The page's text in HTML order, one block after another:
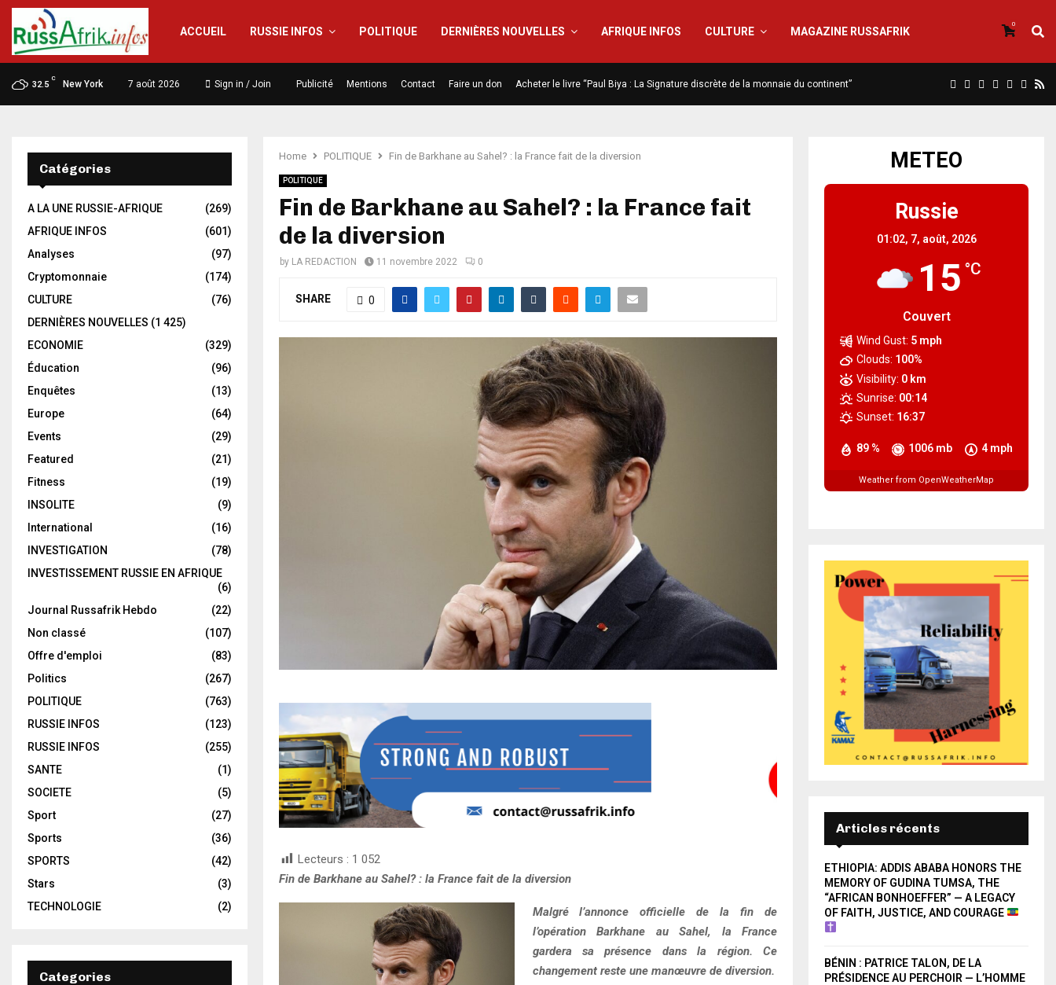
ACCUEIL RUSSIE INFOS POLITIQUE DERNIÈRES NOUVELLES AFRIQUE INFOS CULTURE MAGAZINE RUSSAFRIK
0
32.5
C
New York 7 août 2026 Sign in / Join Publicité Mentions Contact Faire un don Acheter le livre “Paul Biya : La Signature discrète de la monnaie du continent”
Home POLITIQUE Fin de Barkhane au Sahel? : la France fait de la diversion
POLITIQUE
Fin de Barkhane au Sahel? : la France fait
de la diversion
by LA REDACTION 11 novembre 2022 0
SHARE 0
Lecteurs : 1 052
Fin de Barkhane au Sahel? : la France fait de la diversion
Malgré l’annonce officielle de la fin de
l’opération Barkhane au Sahel, la France
gardera sa présence dans la région. Ce
changement reste une manœuvre de diversion.
Catégories
A LA UNE RUSSIE-AFRIQUE
(269)
AFRIQUE INFOS
(601)
Analyses
(97)
Cryptomonnaie
(174)
CULTURE
(76)
DERNIÈRES NOUVELLES (1 425)
ECONOMIE
(329)
Éducation
(96)
Enquêtes
(13)
Europe
(64)
Events
(29)
Featured
(21)
Fitness
(19)
INSOLITE
(9)
International
(16)
INVESTIGATION
(78)
INVESTISSEMENT RUSSIE EN AFRIQUE
(6)
Journal Russafrik Hebdo
(22)
Non classé
(107)
Offre d'emploi
(83)
Politics
(267)
POLITIQUE
(763)
RUSSIE INFOS
(123)
RUSSIE INFOS
(255)
SANTE
(1)
SOCIETE
(5)
Sport
(27)
Sports
(36)
SPORTS
(42)
Stars
(3)
TECHNOLOGIE
(2)
Categories
METEO
Russie
01:02, 7, août, 2026
15 °C
Couvert
89 % 1006 mb 4 mph
Wind Gust: 5 mph
Clouds: 100%
Visibility: 0 km
Sunrise: 00:14
Sunset: 16:37
Weather from OpenWeatherMap
Articles récents
ETHIOPIA: ADDIS ABABA HONORS THE
MEMORY OF GUDINA TUMSA, THE
“AFRICAN BONHOEFFER” — A LEGACY
OF FAITH, JUSTICE, AND COURAGE
BÉNIN : PATRICE TALON, DE LA
PRÉSIDENCE AU PERCHOIR — L’HOMME